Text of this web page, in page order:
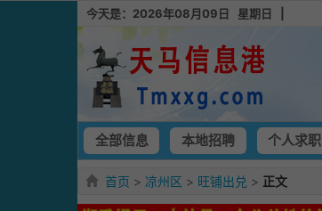
今天是：2026年08月09日 星期日 |
全部信息 本地招聘 个人求职
首页 > 凉州区 > 旺铺出兑 > 正文